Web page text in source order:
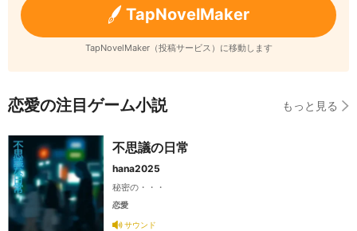
TapNovelMaker
TapNovelMaker（投稿サービス）に移動します
恋愛の注目ゲーム小説 もっと見る
不思議の日常
hana2025
秘密の・・・
恋愛
サウンド